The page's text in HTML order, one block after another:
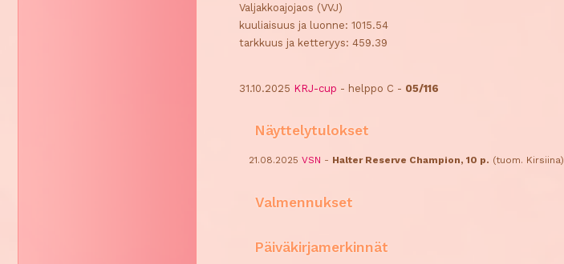
Valjakkoajojaos (VVJ)
kuuliaisuus ja luonne: 1015.54
tarkkuus ja ketteryys: 459.39
31.10.2025 KRJ-cup - helppo C - 05/116
Näyttelytulokset
21.08.2025 VSN - Halter Reserve Champion, 10 p. (tuom. Kirsiina)
Valmennukset
Päiväkirjamerkinnät